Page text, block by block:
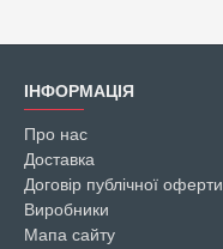
ІНФОРМАЦІЯ
Про нас
Доставка
Договір публічної оферти
Виробники
Мапа сайту